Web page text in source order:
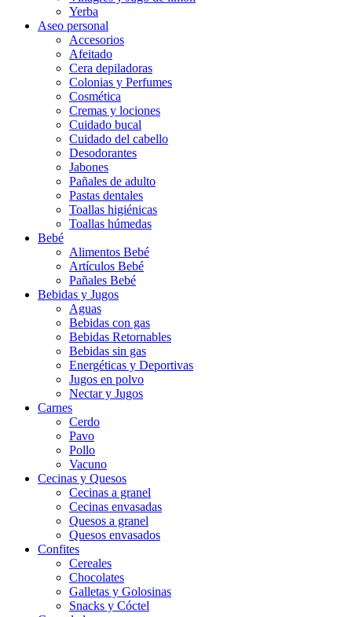
Yerba
Aseo personal
Accesorios
Afeitado
Cera depiladoras
Colonias y Perfumes
Cosmética
Cremas y lociones
Cuidado bucal
Cuidado del cabello
Desodorantes
Jabones
Pañales de adulto
Pastas dentales
Toallas higiénicas
Toallas húmedas
Bebé
Alimentos Bebé
Artículos Bebé
Pañales Bebé
Bebidas y Jugos
Aguas
Bebidas con gas
Bebidas Retornables
Bebidas sin gas
Energéticas y Deportivas
Jugos en polvo
Nectar y Jugos
Carnes
Cerdo
Pavo
Pollo
Vacuno
Cecinas y Quesos
Cecinas a granel
Cecinas envasadas
Quesos a granel
Quesos envasados
Confites
Cereales
Chocolates
Galletas y Golosinas
Snacks y Cóctel